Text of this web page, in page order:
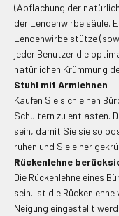
(Abflachung der
der Lendenwirbelsäule.
Lendenwirbelstütze
jeder Benutzer die
natürlichen Krümmung
Stuhl mit Armlehnen
Kaufen Sie sich einen
Schultern zu entlasten.
sein, damit Sie sie so
ruhen und Sie einer
Rückenlehne
Die Rückenlehne eines
sein. Ist die
Neigung eingestellt